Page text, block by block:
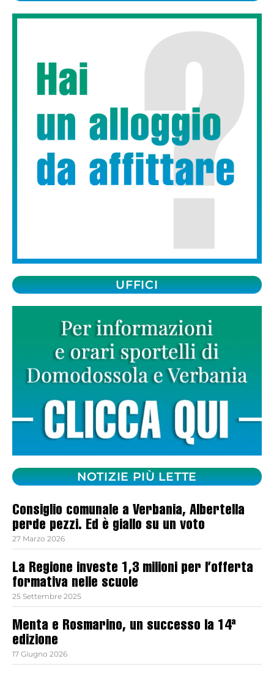
UFFICI
NOTIZIE PIÙ LETTE
Consiglio comunale a Verbania, Albertella
perde pezzi. Ed è giallo su un voto
27 Marzo 2026
La Regione investe 1,3 milioni per l’offerta
formativa nelle scuole
25 Settembre 2025
Menta e Rosmarino, un successo la 14ª
edizione
17 Giugno 2026